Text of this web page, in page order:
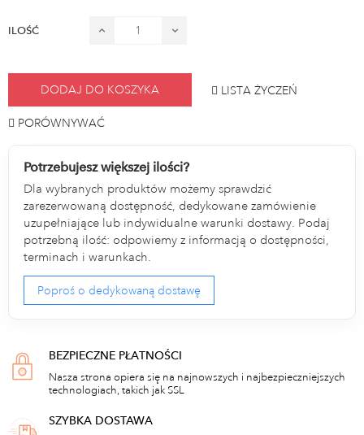
ILOŚĆ
DODAJ DO KOSZYKA LISTA ŻYCZEŃ
PORÓWNYWAĆ
Potrzebujesz większej ilości?
Dla wybranych produktów możemy sprawdzić
zarezerwowaną dostępność, dedykowane zamówienie
uzupełniające lub indywidualne warunki dostawy. Podaj
potrzebną ilość: odpowiemy z informacją o dostępności,
terminach i warunkach.
Poproś o dedykowaną dostawę
BEZPIECZNE PŁATNOŚCI
Nasza strona opiera się na najnowszych i najbezpieczniejszych
technologiach, takich jak SSL
SZYBKA DOSTAWA